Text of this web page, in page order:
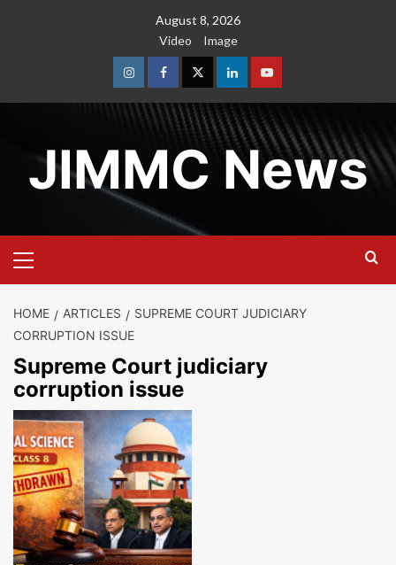
August 8, 2026
Video
Image
InstagramFacebookTwitterLinkedinYoutube
JIMMC News
Menu
HOME ARTICLES
SUPREME COURT JUDICIARY
CORRUPTION ISSUE
Supreme Court judiciary
corruption issue